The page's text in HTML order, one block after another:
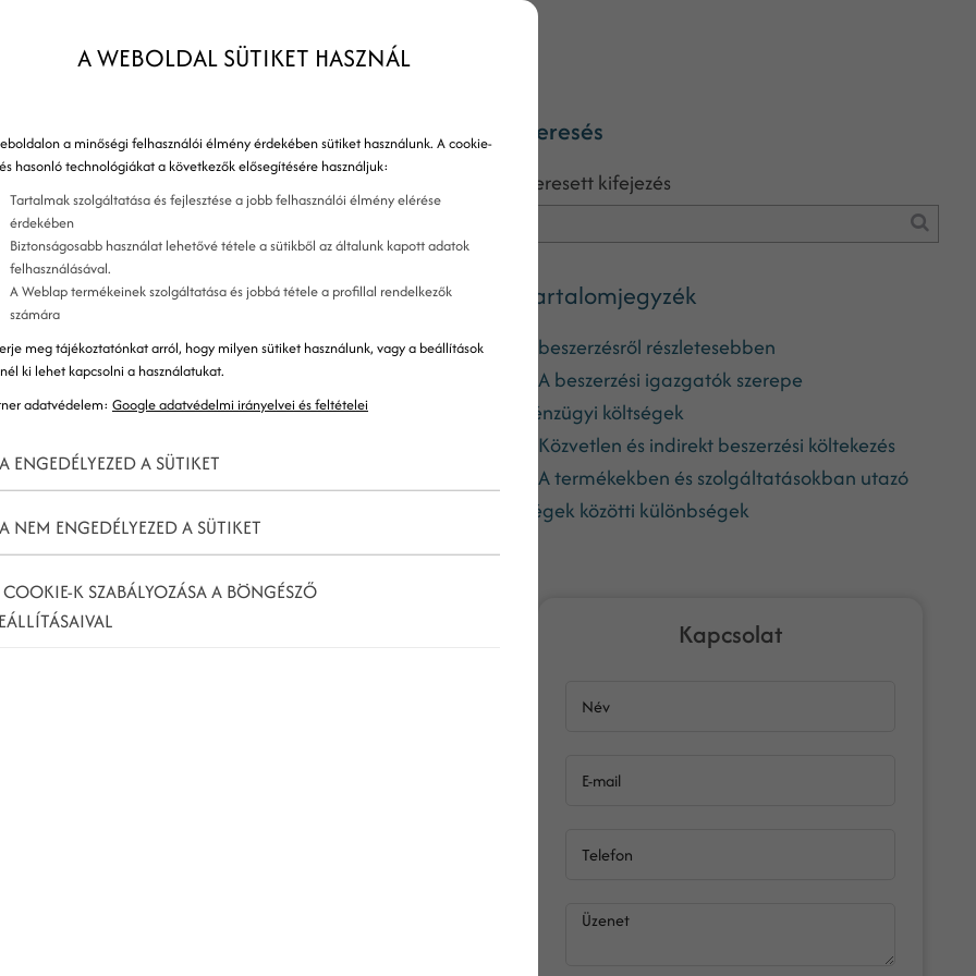
termékeket vagy
általában üzleti
főleg a cégekre,
tételben van szüksége
megvásárlását, vagy akár az egész folyamatot
amely a vásárláshoz vezetett.
(például ha B2B tevékenységeket
koncentrálunk.
Keresés
Keresett kifejezés
Tartalomjegyzék
A beszerzésről részletesebben
A beszerzési igazgatók szerepe
Pénzügyi költségek
Közvetlen és indirekt beszerzési költekezés
A termékekben és szolgáltatásokban utazó
cégek közötti különbségek
Kapcsolat
Név
E-mail
Telefon
Üzenet
A WEBOLDAL SÜTIKET HASZNÁL
a minőségi felhasználói élmény érdekében sütiket használunk. A cookie-
hasonló technológiákat a következők elősegítésére használjuk:
Tartalmak szolgáltatása és fejlesztése a jobb felhasználói élmény elérése
érdekében
Biztonságosabb használat lehetővé tétele a sütikből az általunk kapott adatok
felhasználásával.
A Weblap termékeinek szolgáltatása és jobbá tétele a profillal rendelkezők
számára
meg tájékoztatónkat arról, hogy milyen sütiket használunk, vagy a beállítások
ki lehet kapcsolni a használatukat.
adatvédelem: Google adatvédelmi irányelvei és feltételei
ENGEDÉLYEZED A SÜTIKET
NEM ENGEDÉLYEZED A SÜTIKET
K SZABÁLYOZÁSA A BÖNGÉSZŐ